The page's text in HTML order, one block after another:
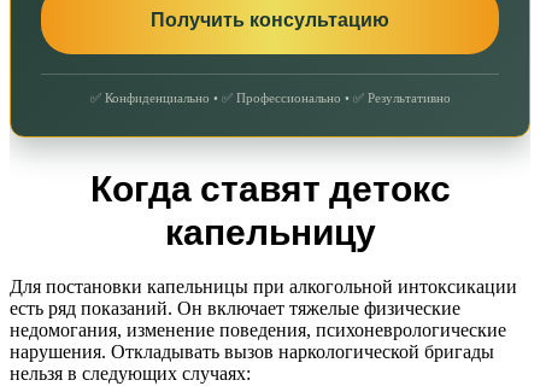
✅ Конфиденциально • ✅ Профессионально • ✅ Результативно
Когда ставят детокс
капельницу
Для постановки капельницы при алкогольной интоксикации
есть ряд показаний. Он включает тяжелые физические
недомогания, изменение поведения, психоневрологические
нарушения. Откладывать вызов наркологической бригады
нельзя в следующих случаях: